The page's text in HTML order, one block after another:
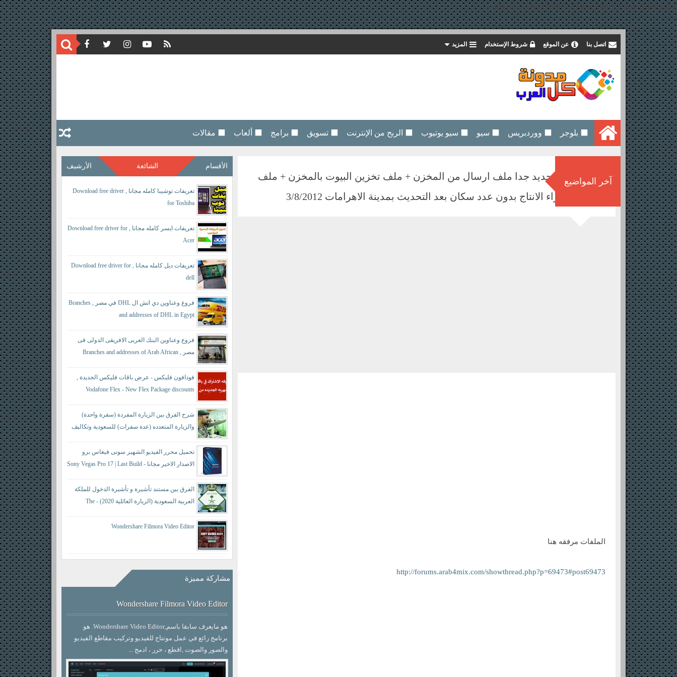
google.com, pub-6597891051776804, DIRECT, f08c47fec0942fa0
اتصل بنا عن الموقع شروط الإستخدام المزيد
⬛ بلوجر ⬛ ووردبريس ⬛ سيو ⬛ سيو يوتيوب ⬛ الربح من الإنترنت ⬛ تسويق ⬛ برامج ⬛ ألعاب ⬛ مقالات
آخر المواضيع
من جديد وجديد جدا ملف ارسال من المخزن + ملف تخزين البيوت بالمخزن + ملف
شراء الانتاج بدون عدد سكان بعد التحديث بمدينة الاهرامات 3/8/2012
الملفات مرفقه هنا
http://forums.arab4mix.com/showthread.php?p=69473#post69473
الأقسام الشائعة الأرشيف
تعريفات توشيبا كامله مجانا , Download free driver
for Toshiba
تعريفات ايسر كامله مجانا , Download free driver for
Acer
تعريفات ديل كامله مجانا , Download free driver for
dell
فروع وعناوين دي اتش ال DHL في مصر , Branches
and addresses of DHL in Egypt
فروع وعناوين البنك العربى الافريقى الدولى فى
مصر , Branches and addresses of Arab African
فودافون فليكس - عرض باقات فليكس الجديدة ,
Vodafone Flex - New Flex Package discounts
شرح الفرق بين الزيارة المفردة (سفرة واحدة)
والزيارة المتعدده (عدة سفرات) للسعودية وتكاليف
single visit and a multiple visit
تحميل محرر الفيديو الشهير سونى فيغاس برو
الاصدار الاخير مجانا - Sony Vegas Pro 17 | Last Build
الفرق بين مستند تأشيرة و تأشيرة الدخول للملكة
العربية السعودية (الزيارة العائلية 2020) - The
Wondershare Filmora Video Editor
مشاركة مميزة
Wondershare Filmora Video Editor
هو مايعرف سابقا باسم,Wondershare Video Editor. هو
برنامج رائع في عمل مونتاج للفيديو وتركيب مقاطع الفيديو
والصور والصوت ,اقطع ، حرر ، ادمج ...